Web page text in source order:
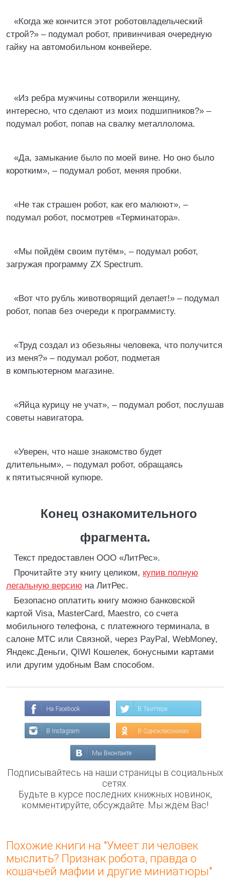
«Когда же кончится этот роботовладельческий
строй?» – подумал робот, привинчивая очередную
гайку на автомобильном конвейере.
«Из ребра мужчины сотворили женщину,
интересно, что сделают из моих подшипников?» –
подумал робот, попав на свалку металлолома.
«Да, замыкание было по моей вине. Но оно было
коротким», – подумал робот, меняя пробки.
«Не так страшен робот, как его малюют», –
подумал робот, посмотрев «Терминатора».
«Мы пойдём своим путём», – подумал робот,
загружая программу ZX Spectrum.
«Вот что рубль животворящий делает!» – подумал
робот, попав без очереди к программисту.
«Труд создал из обезьяны человека, что получится
из меня?» – подумал робот, подметая
в компьютерном магазине.
«Яйца курицу не учат», – подумал робот, послушав
советы навигатора.
«Уверен, что наше знакомство будет
длительным», – подумал робот, обращаясь
к пятитысячной купюре.
Конец ознакомительного
фрагмента.
Текст предоставлен ООО «ЛитРес».
Прочитайте эту книгу целиком, купив полную
легальную версию на ЛитРес.
Безопасно оплатить книгу можно банковской
картой Visa, MasterCard, Maestro, со счета
мобильного телефона, с платежного терминала, в
салоне МТС или Связной, через PayPal, WebMoney,
Яндекс.Деньги, QIWI Кошелек, бонусными картами
или другим удобным Вам способом.
На Facebook В Твиттере
В Instagram В Одноклассниках
Мы Вконтакте
Подписывайтесь на наши страницы в социальных
сетях.
Будьте в курсе последних книжных новинок,
комментируйте, обсуждайте. Мы ждём Вас!
Похожие книги на "Умеет ли человек
мыслить? Признак робота, правда о
кошачьей мафии и другие миниатюры"